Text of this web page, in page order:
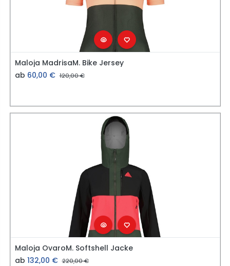
Maloja MadrisaM. Bike Jersey
ab 60,00 € 120,00€
Maloja OvaroM. Softshell Jacke
ab 132,00 € 220,00€